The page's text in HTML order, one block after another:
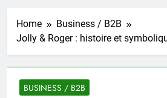
1 Semaine Ago
Home
Business / B2B
Jolly & Roger : histoire et
BUSINESS / B2B